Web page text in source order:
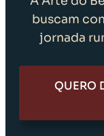
buscam
jornada
QUERO